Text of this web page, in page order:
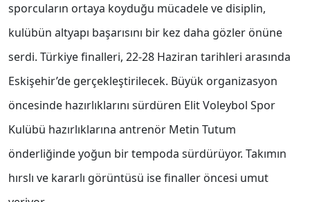
sporcuların ortaya koyduğu mücadele ve disiplin,
kulübün altyapı başarısını bir kez daha gözler önüne
serdi. Türkiye finalleri, 22-28 Haziran tarihleri arasında
Eskişehir’de gerçekleştirilecek. Büyük organizasyon
öncesinde hazırlıklarını sürdüren Elit Voleybol Spor
Kulübü hazırlıklarına antrenör Metin Tutum
önderliğinde yoğun bir tempoda sürdürüyor. Takımın
hırslı ve kararlı görüntüsü ise finaller öncesi umut